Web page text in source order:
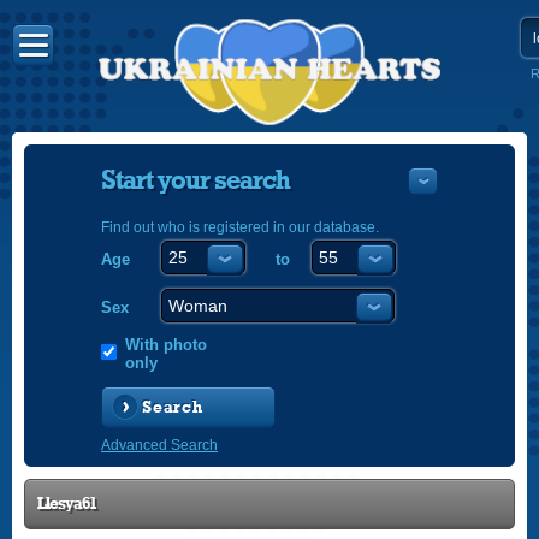
Start your search
Find out who is registered in our database.
Age to
Sex
With photo
only
Search
Advanced Search
Llesya61